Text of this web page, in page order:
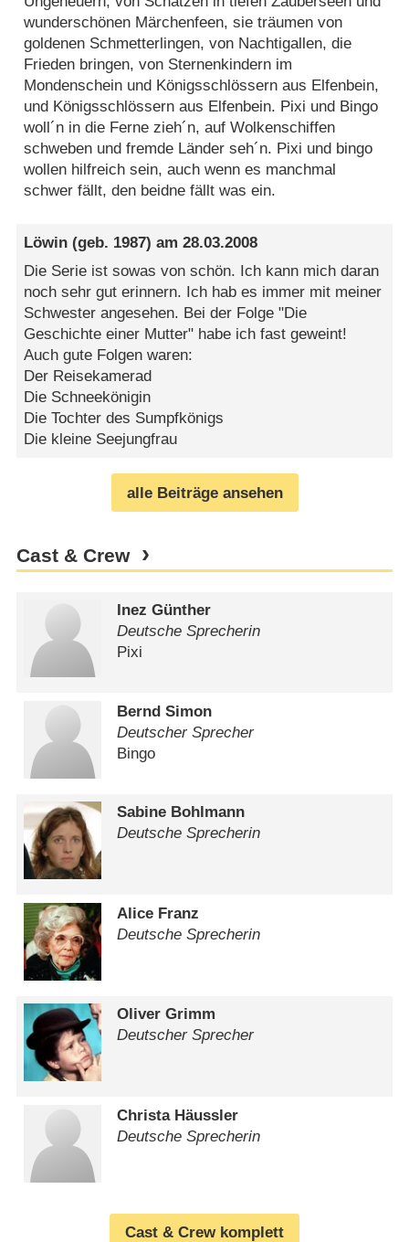
wunderschönen Märchenfeen, sie träumen von
goldenen Schmetterlingen, von Nachtigallen, die
Frieden bringen, von Sternenkindern im
Mondenschein und Königsschlössern aus Elfenbein,
und Königsschlössern aus Elfenbein. Pixi und Bingo
woll´n in die Ferne zieh´n, auf Wolkenschiffen
schweben und fremde Länder seh´n. Pixi und bingo
wollen hilfreich sein, auch wenn es manchmal
schwer fällt, den beidne fällt was ein.
Löwin (geb. 1987) am28.03.2008
Die Serie ist sowas von schön. Ich kann mich daran
noch sehr gut erinnern. Ich hab es immer mit meiner
Schwester angesehen. Bei der Folge "Die
Geschichte einer Mutter" habe ich fast geweint!
Auch gute Folgen waren:
Der Reisekamerad
Die Schneekönigin
Die Tochter des Sumpfkönigs
Die kleine Seejungfrau
alle Beiträge ansehen
Cast & Crew
Inez Günther
Deutsche Sprecherin
Pixi
Bernd Simon
Deutscher Sprecher
Bingo
Sabine Bohlmann
Deutsche Sprecherin
Alice Franz
Deutsche Sprecherin
Oliver Grimm
Deutscher Sprecher
Christa Häussler
Deutsche Sprecherin
Cast & Crew komplett